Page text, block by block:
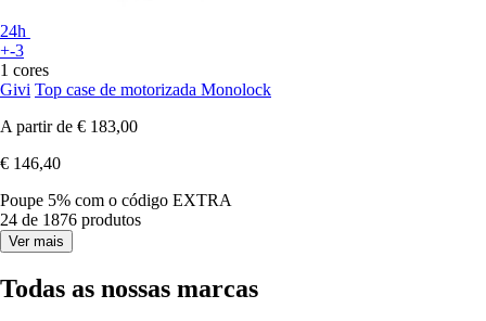
24h
+-3
1 cores
Givi Top case de motorizada Monolock
A partir de € 183,00
€ 146,40
Poupe 5% com o código EXTRA
24 de 1876 produtos
Ver mais
Todas as nossas marcas